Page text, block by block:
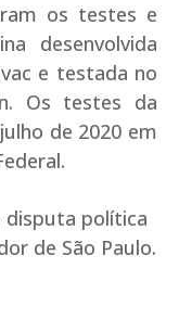
os testes e
desenvolvida
e testada no
Os testes da
de 2020 em
disputa política
de São Paulo.